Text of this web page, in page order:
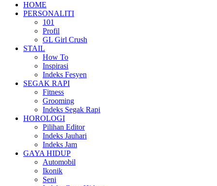
HOME
PERSONALITI
101
Profil
GL Girl Crush
STAIL
How To
Inspirasi
Indeks Fesyen
SEGAK RAPI
Fitness
Grooming
Indeks Segak Rapi
HOROLOGI
Pilihan Editor
Indeks Jauhari
Indeks Jam
GAYA HIDUP
Automobil
Ikonik
Seni